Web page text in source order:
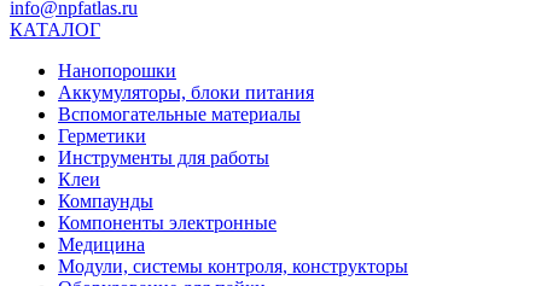
info@npfatlas.ru
КАТАЛОГ
Нанопорошки
Аккумуляторы, блоки питания
Вспомогательные материалы
Герметики
Инструменты для работы
Клеи
Компаунды
Компоненты электронные
Медицина
Модули, системы контроля, конструкторы